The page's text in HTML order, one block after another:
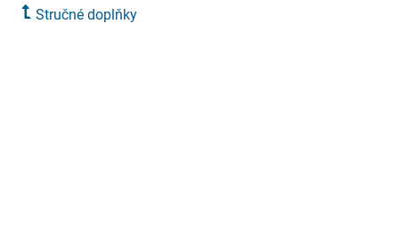
Stručné doplňky